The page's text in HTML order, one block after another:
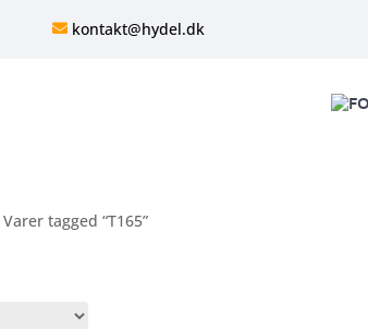
kontakt@hydel.dk
tagged “T165”